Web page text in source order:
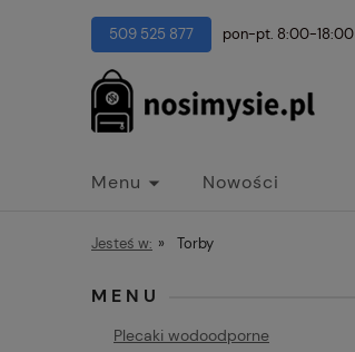
509 525 877 pon-pt. 8:00-18:00
Menu Nowości
Jesteś w: » Torby
MENU
Plecaki wodoodporne